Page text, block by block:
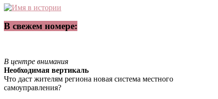
В свежем номере:
В центре внимания
Необходимая вертикаль
Что даст жителям региона новая система местного
самоуправления?